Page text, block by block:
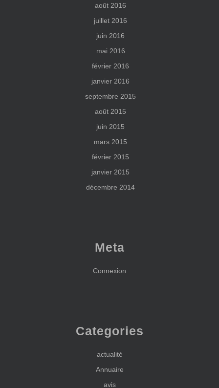
août 2016
juillet 2016
juin 2016
mai 2016
février 2016
janvier 2016
septembre 2015
août 2015
juin 2015
mars 2015
février 2015
janvier 2015
décembre 2014
Meta
Connexion
Categories
actualité
Annuaire
avis